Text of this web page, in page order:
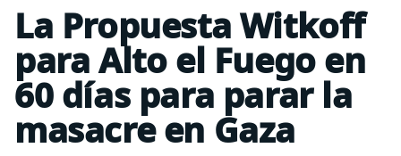
La Propuesta Witkoff
para Alto el Fuego en
60 días para parar la
masacre en Gaza